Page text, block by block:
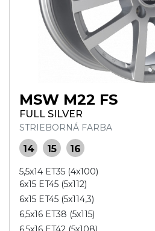
MSW M22 FS
FULL SILVER
STRIEBORNÁ FARBA
14 15 16
5,5x14 ET35 (4x100)
6x15 ET45 (5x112)
6x15 ET45 (5x114,3)
6,5x16 ET38 (5x115)